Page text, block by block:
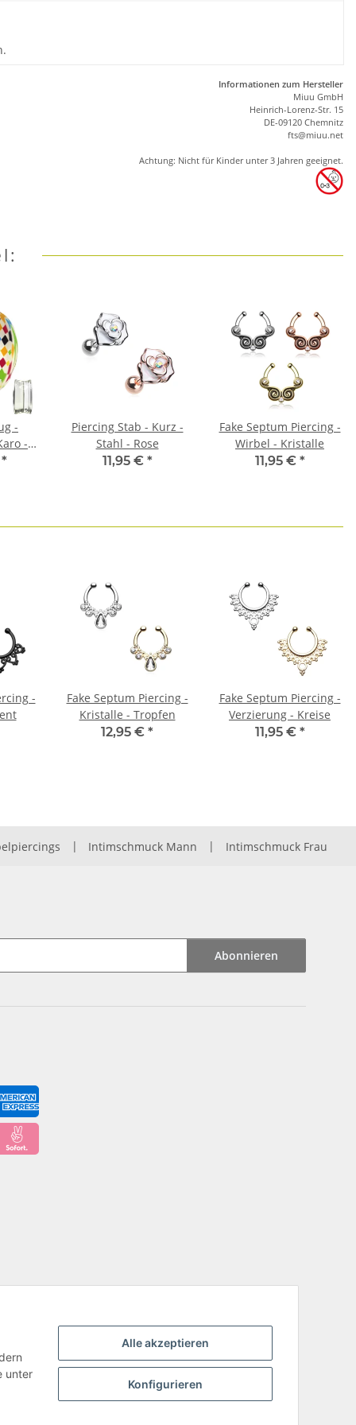
Alle akzeptieren
Konfigurieren
unter
Informationen zum Hersteller
Miuu GmbH
Heinrich-Lorenz-Str. 15
DE-09120 Chemnitz
fts@miuu.net
Achtung: Nicht für Kinder unter 3 Jahren geeignet.
-
-
*
Piercing Stab - Kurz -
Stahl - Rose
11,95 € *
Fake Septum Piercing -
Wirbel - Kristalle
11,95 € *
-
Fake Septum Piercing -
Kristalle - Tropfen
12,95 € *
Fake Septum Piercing -
Verzierung - Kreise
11,95 € *
| Intimschmuck Mann | Intimschmuck Frau
Abonnieren